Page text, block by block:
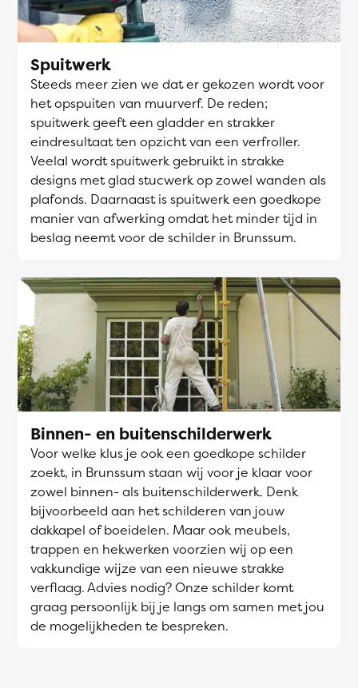
Spuitwerk
Steeds meer zien we dat er gekozen wordt voor
het opspuiten van muurverf. De reden;
spuitwerk geeft een gladder en strakker
eindresultaat ten opzicht van een verfroller.
Veelal wordt spuitwerk gebruikt in strakke
designs met glad stucwerk op zowel wanden als
plafonds. Daarnaast is spuitwerk een goedkope
manier van afwerking omdat het minder tijd in
beslag neemt voor de schilder in Brunssum.
Binnen- en buitenschilderwerk
Voor welke klus je ook een goedkope schilder
zoekt, in Brunssum staan wij voor je klaar voor
zowel binnen- als buitenschilderwerk. Denk
bijvoorbeeld aan het schilderen van jouw
dakkapel of boeidelen. Maar ook meubels,
trappen en hekwerken voorzien wij op een
vakkundige wijze van een nieuwe strakke
verflaag. Advies nodig? Onze schilder komt
graag persoonlijk bij je langs om samen met jou
de mogelijkheden te bespreken.